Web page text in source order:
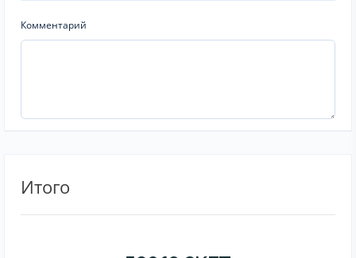
Комментарий
Итого